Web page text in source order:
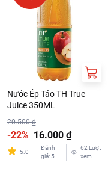
Nước Ép Táo TH True
Juice 350ML
20.500 ₫
-22% 16.000 ₫
5.0
Đánh
giá: 5
62 Lượt
xem